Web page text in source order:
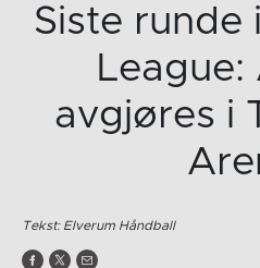
Siste runde
League:
avgjøres i
Tekst: Elverum Håndball